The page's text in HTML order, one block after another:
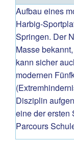
Aufbau eines
Harbig-
Springen. Der
Masse
kann sicher
modernen
Disziplin
eine der ersten
Parcours